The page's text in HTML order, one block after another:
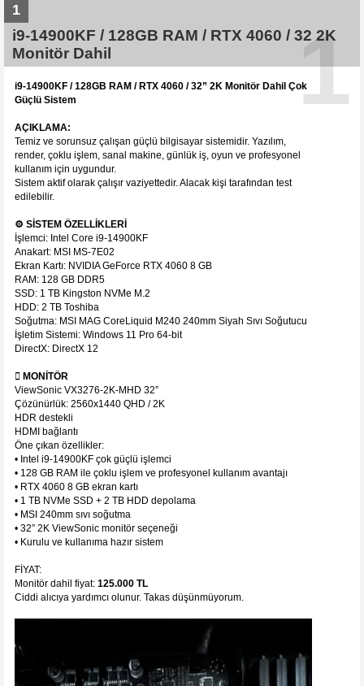
1
1
i9-14900KF / 128GB RAM / RTX 4060 / 32 2K
Monitör Dahil
i9-14900KF / 128GB RAM / RTX 4060 / 32” 2K Monitör Dahil Çok
Güçlü Sistem
AÇIKLAMA:
Temiz ve sorunsuz çalışan güçlü bilgisayar sistemidir. Yazılım,
render, çoklu işlem, sanal makine, günlük iş, oyun ve profesyonel
kullanım için uygundur.
Sistem aktif olarak çalışır vaziyettedir. Alacak kişi tarafından test
edilebilir.
⚙️ SİSTEM ÖZELLİKLERİ
İşlemci: Intel Core i9-14900KF
Anakart: MSI MS-7E02
Ekran Kartı: NVIDIA GeForce RTX 4060 8 GB
RAM: 128 GB DDR5
SSD: 1 TB Kingston NVMe M.2
HDD: 2 TB Toshiba
Soğutma: MSI MAG CoreLiquid M240 240mm Siyah Sıvı Soğutucu
İşletim Sistemi: Windows 11 Pro 64-bit
DirectX: DirectX 12
️ MONİTÖR
ViewSonic VX3276-2K-MHD 32”
Çözünürlük: 2560x1440 QHD / 2K
HDR destekli
HDMI bağlantı
Öne çıkan özellikler:
• Intel i9-14900KF çok güçlü işlemci
• 128 GB RAM ile çoklu işlem ve profesyonel kullanım avantajı
• RTX 4060 8 GB ekran kartı
• 1 TB NVMe SSD + 2 TB HDD depolama
• MSI 240mm sıvı soğutma
• 32” 2K ViewSonic monitör seçeneği
• Kurulu ve kullanıma hazır sistem
FİYAT:
Monitör dahil fiyat: 125.000 TL
Ciddi alıcıya yardımcı olunur. Takas düşünmüyorum.